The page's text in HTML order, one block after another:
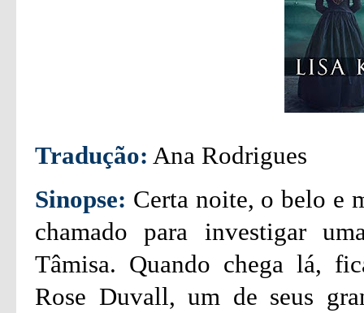
Tradução: Ana Rodrigues
Sinopse: Certa noite, o belo e
chamado para investigar
Tâmisa. Quando chega lá,
Rose Duvall, um de seus